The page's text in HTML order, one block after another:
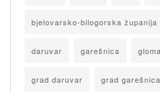
bjelovarsko-bilogorska županija
daruvar garešnica
grad daruvar grad garešnica